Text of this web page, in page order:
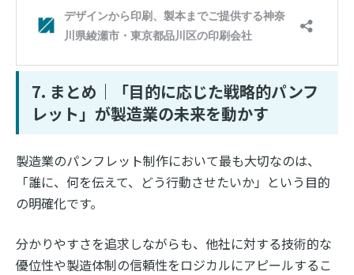
7. まとめ｜「目的に応じた戦略的パンフ
レット」が製造業の未来を動かす
製造業のパンフレット制作において最も大切なのは、
「誰に、何を伝えて、どう行動させたいか」という目的
の明確化です。
分かりやすさを追求しながらも、他社に対する技術的な
優位性や製造体制の信頼性をロジカルにアピールするこ